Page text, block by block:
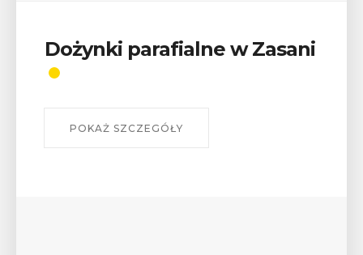
Wykład „Jak zdobyć
odznaki na myślenickich
W środę 12 sierpnia o godz. 17 w Miejskiej